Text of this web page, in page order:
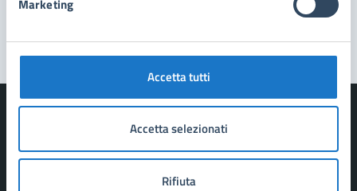
Marketing
Accetta tutti
Accetta selezionati
Rifiuta
Segnala disservizio
Comune di Forte dei Marmi